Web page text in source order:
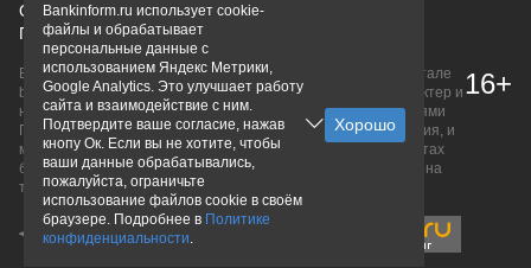
О проектеПолитика конфиденциальности
Правовая информацияДля рекламодателей
Вся информация о продуктах банков, размещенная на портале
bankinform.ru, носит исключительно ознакомительный характер и
не является публичной офертой, определяемой положениями
ГК РФ. Информация не содержит точного и полного описания, и
может быть изменена. Конечные условия уточняйте на сайтах
банков или при личном обращении. Исключительное право на
товарные знаки принадлежит их правообладателям.
16+
Bankinform.ru использует cookie-
файлы и обрабатывает
персональные данные с
использованием Яндекс Метрики,
Google Analytics. Это улучшает работу
сайта и взаимодействие с ним.
Подтвердите ваше согласие, нажав
кнопу Ок. Если вы не хотите, чтобы
ваши данные обрабатывались,
пожалуйста, ограничьте
использование файлов cookie в своём
браузере. Подробнее в Политике
конфиденциальности.